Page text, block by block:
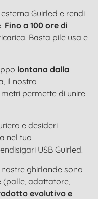
Guirled e rendi
Fino a 100 ore di
Basta pile usa e
lontana dalla
il nostro
permette di unire
e desideri
nel tuo
USB Guirled.
ghirlande sono
adattatore,
evolutivo e